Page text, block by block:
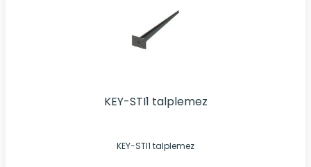
KEY-STI1 talplemez
KEY-STI1 talplemez